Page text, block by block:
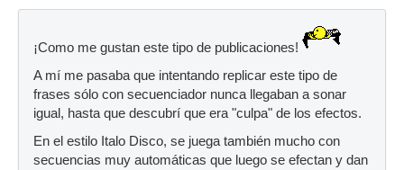
¡Como me gustan este tipo de publicaciones!
A mí me pasaba que intentando replicar este tipo de
frases sólo con secuenciador nunca llegaban a sonar
igual, hasta que descubrí que era "culpa" de los efectos.
En el estilo Italo Disco, se juega también mucho con
secuencias muy automáticas que luego se efectan y dan